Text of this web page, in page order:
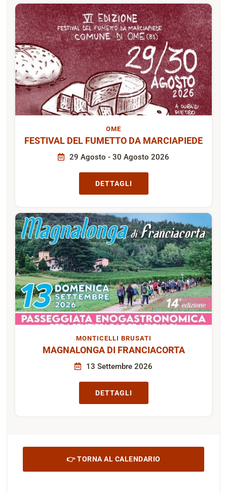
OME
FESTIVAL DEL FUMETTO DA MARCIAPIEDE
29 Agosto - 30 Agosto 2026
DETTAGLI
MONTICELLI BRUSATI
MAGNALONGA DI FRANCIACORTA
13 Settembre 2026
DETTAGLI
👉 TORNA AL CALENDARIO